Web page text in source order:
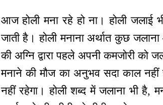
आज होली मना रहे हो ना। होली जलाई
जाती है। होली मनाना अर्थात कुछ
की अग्नि द्वारा पहले अपनी कमजोरी
मनाने की मौज का अनुभव सदा काल नहीं
नहीं रहेगा। होली शब्द में जलाना भी है,